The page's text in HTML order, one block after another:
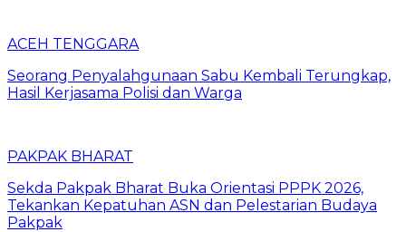
ACEH TENGGARA
Seorang Penyalahgunaan Sabu Kembali Terungkap,
Hasil Kerjasama Polisi dan Warga
PAKPAK BHARAT
Sekda Pakpak Bharat Buka Orientasi PPPK 2026,
Tekankan Kepatuhan ASN dan Pelestarian Budaya
Pakpak